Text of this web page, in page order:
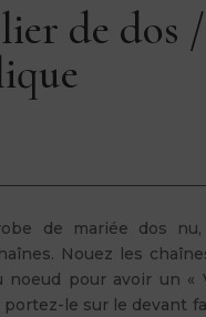
de dos /
de mariée dos nu,
Nouez les
pour avoir un «
le sur le devant